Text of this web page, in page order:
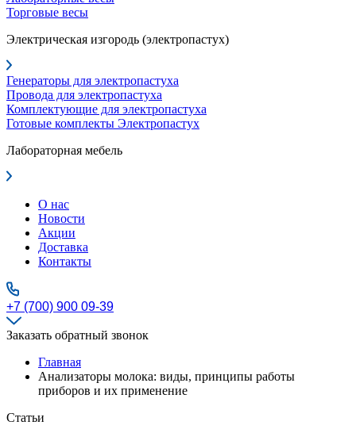
Торговые весы
Электрическая изгородь (электропастух)
Генераторы для электропастуха
Провода для электропастуха
Комплектующие для электропастуха
Готовые комплекты Электропастух
Лабораторная мебель
О нас
Новости
Акции
Доставка
Контакты
+7 (700) 900 09-39
Заказать обратный звонок
Главная
Анализаторы молока: виды, принципы работы
приборов и их применение
Статьи